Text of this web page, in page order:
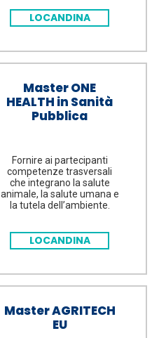
LOCANDINA
Master ONE
HEALTH in Sanità
Pubblica
Fornire ai partecipanti
competenze trasversali
che integrano la salute
animale, la salute umana e
la tutela dell’ambiente.
LOCANDINA
Master AGRITECH
EU